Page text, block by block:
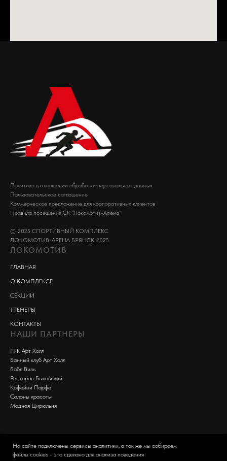
Политика в отношении обработки персональных данных
Пользовательское соглашение
Коммерческое предложение для корпоративных клиентов
Правила посещения СК "Локомотив-Арена"
© 2025 СПОРТИВНЫЙ КОМПЛЕКС
ЛОКОМОТИВ-АРЕНА БРЯНСК 2025
ЛОКОМОТИВ
ГЛАВНАЯ
О КОМПЛЕКСЕ
СЕКЦИИ
ТРЕНЕРЫ
КОНТАКТЫ
НАШИ ПАРТНЕРЫ
ГРК Арт Холл
Банный клуб Арт Холл
Бабл Виль
Ресторан Быковский
Кофейни Парфе
Салоны красоты
Модная Цирюльня
На сайте подключены сервисы аналитики, а так же мы собираем
файлы cookies - это сделано для анализа поведения